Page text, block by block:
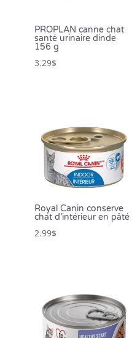
PROPLAN canne chat
santé urinaire dinde
156 g
3.29$
Royal Canin conserve
chat d’intérieur en pâté
2.99$